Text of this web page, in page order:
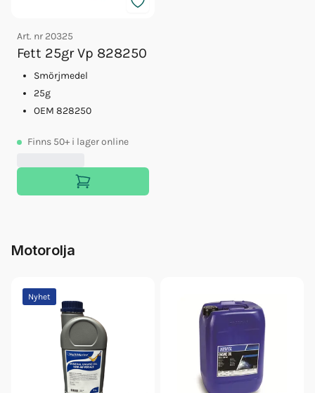
Art. nr 20325
Fett 25gr Vp 828250
Smörjmedel
25g
OEM 828250
Finns 50+ i lager online
Motorolja
Nyhet